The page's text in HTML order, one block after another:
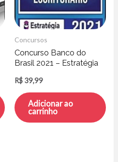
Concursos
Concurso Banco do
Brasil 2021 – Estratégia
R$ 39,99
Adicionar ao
carrinho